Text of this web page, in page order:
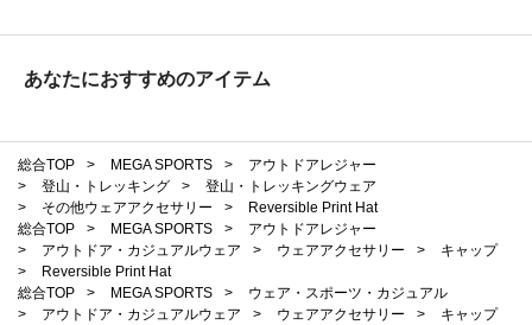
あなたにおすすめのアイテム
総合TOP > MEGA SPORTS >
アウトドアレジャー
>
登山・トレッキング >
登山・トレッキングウェア
>
その他ウェアアクセサリー >
Reversible Print Hat
総合TOP
> MEGA SPORTS >
アウトドアレジャー
>
アウトドア・カジュアルウェア > ウェアアクセサリー >
キャップ
>
Reversible Print Hat
総合TOP
> MEGA SPORTS >
ウェア・スポーツ・カジュアル
>
アウトドア・カジュアルウェア > ウェアアクセサリー >
キャップ